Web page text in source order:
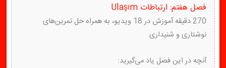
فصل هفتم: ارتباطات Ulaşım
270 دقیقه آموزش در 18 ویدیو، به همراه حل تمرین‌های
نوشتاری و شنیداری
آنچه در این فصل یاد می‌گیرید: